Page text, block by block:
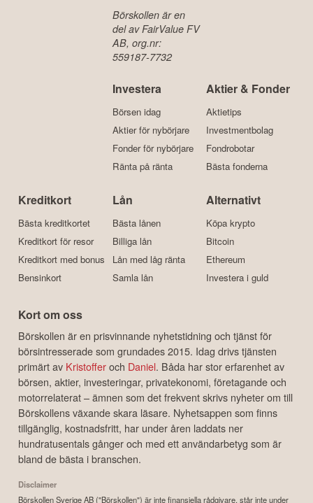
Börskollen är en
del av FairValue FV
AB, org.nr:
559187-7732
Investera
Börsen idag
Aktier för nybörjare
Fonder för nybörjare
Ränta på ränta
Aktier & Fonder
Aktietips
Investmentbolag
Fondrobotar
Bästa fonderna
Kreditkort
Bästa kreditkortet
Kreditkort för resor
Kreditkort med bonus
Bensinkort
Lån
Bästa lånen
Billiga lån
Lån med låg ränta
Samla lån
Alternativt
Köpa krypto
Bitcoin
Ethereum
Investera i guld
Kort om oss
Börskollen är en prisvinnande nyhetstidning och tjänst för
börsintresserade som grundades 2015. Idag drivs tjänsten
primärt av Kristofferoch Daniel. Båda har stor erfarenhet av
börsen, aktier, investeringar, privatekonomi, företagande och
motorrelaterat – ämnen som det frekvent skrivs nyheter om till
Börskollens växande skara läsare. Nyhetsappen som finns
tillgänglig, kostnadsfritt, har under åren laddats ner
hundratusentals gånger och med ett användarbetyg som är
bland de bästa i branschen.
Disclaimer
Börskollen Sverige AB ("Börskollen") är inte finansiella rådgivare, står inte under